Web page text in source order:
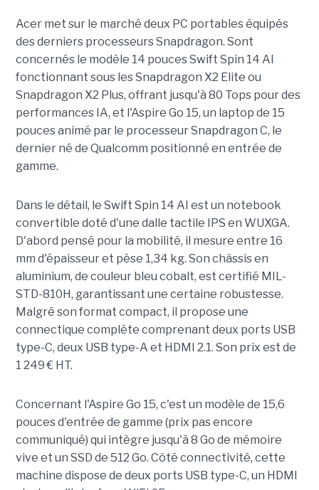
Acer met sur le marché deux PC portables équipés
des derniers processeurs Snapdragon. Sont
concernés le modèle 14 pouces Swift Spin 14 AI
fonctionnant sous les Snapdragon X2 Elite ou
Snapdragon X2 Plus, offrant jusqu'à 80 Tops pour des
performances IA, et l'Aspire Go 15, un laptop de 15
pouces animé par le processeur Snapdragon C, le
dernier né de Qualcomm positionné en entrée de
gamme.
Dans le détail, le Swift Spin 14 AI est un notebook
convertible doté d'une dalle tactile IPS en WUXGA.
D'abord pensé pour la mobilité, il mesure entre 16
mm d'épaisseur et pèse 1,34 kg. Son châssis en
aluminium, de couleur bleu cobalt, est certifié MIL-
STD-810H, garantissant une certaine robustesse.
Malgré son format compact, il propose une
connectique complète comprenant deux ports USB
type-C, deux USB type-A et HDMI 2.1. Son prix est de
1 249 € HT.
Concernant l'Aspire Go 15, c'est un modèle de 15,6
pouces d'entrée de gamme (prix pas encore
communiqué) qui intègre jusqu'à 8 Go de mémoire
vive et un SSD de 512 Go. Côté connectivité, cette
machine dispose de deux ports USB type-C, un HDMI